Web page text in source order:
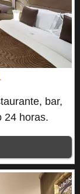
bar,
24 horas.